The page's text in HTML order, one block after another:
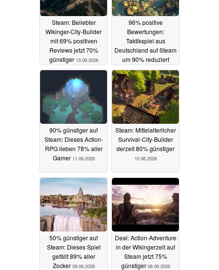
Steam: Beliebter
Wikinger-City-Builder
mit 69% positiven
Reviews jetzt 70%
günstiger 13.06.2026
96% positive
Bewertungen:
Taktikspiel aus
Deutschland auf Steam
um 90% reduziert
12.06.2026
90% günstiger auf
Steam: Dieses Action-
RPG lieben 78% aller
Gamer 11.06.2026
Steam: Mittelalterlicher
Survival-City-Builder
derzeit 80% günstiger
10.06.2026
50% günstiger auf
Steam: Dieses Spiel
gefällt 89% aller
Zocker 09.06.2026
Deal: Action-Adventure
in der Wikingerzeit auf
Steam jetzt 75%
günstiger 08.06.2026